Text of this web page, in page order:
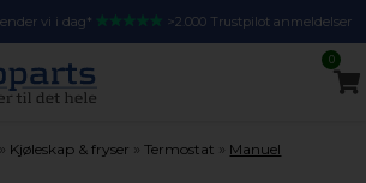
vi i dag* >2.000 Trustpilot anmeldelser
0
» Kjøleskap & fryser »Termostat » Manuel